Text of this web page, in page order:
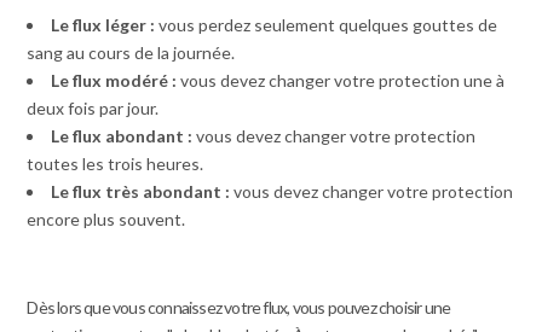
Le flux léger : vous perdez seulement quelques gouttes de
sang au cours de la journée.
Le flux modéré : vous devez changer votre protection une à
deux fois par jour.
Le flux abondant : vous devez changer votre protection
toutes les trois heures.
Le flux très abondant : vous devez changer votre protection
encore plus souvent.
Dès lors que vous connaissez votre flux, vous pouvez choisir une